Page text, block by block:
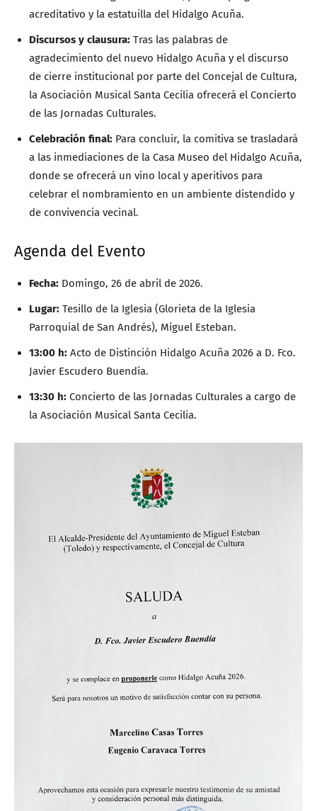
acreditativo y la estatuilla del Hidalgo Acuña.
Discursos y clausura: Tras las palabras de
agradecimiento del nuevo Hidalgo Acuña y el discurso
de cierre institucional por parte del Concejal de Cultura,
la Asociación Musical Santa Cecilia ofrecerá el Concierto
de las Jornadas Culturales.
Celebración final: Para concluir, la comitiva se trasladará
a las inmediaciones de la Casa Museo del Hidalgo Acuña,
donde se ofrecerá un vino local y aperitivos para
celebrar el nombramiento en un ambiente distendido y
de convivencia vecinal.
Agenda del Evento
Fecha: Domingo, 26 de abril de 2026.
Lugar: Tesillo de la Iglesia (Glorieta de la Iglesia
Parroquial de San Andrés), Miguel Esteban.
13:00 h: Acto de Distinción Hidalgo Acuña 2026 a D. Fco.
Javier Escudero Buendía.
13:30 h: Concierto de las Jornadas Culturales a cargo de
la Asociación Musical Santa Cecilia.